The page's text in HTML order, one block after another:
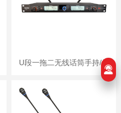
U段一拖二无线话筒手持/头